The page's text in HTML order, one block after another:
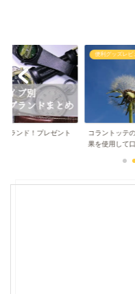
ランド！プレゼント
便利グッズレビ
コラントッテ
果を使用して口